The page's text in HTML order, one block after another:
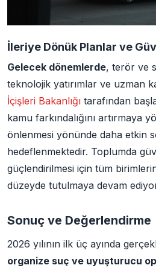
İleriye Dönük Planlar ve
Gelecek dönemlerde, terör ve
teknolojik yatırımlar ve uzman
İçişleri Bakanlığı tarafından
kamu farkındalığını artırmaya
önlenmesi yönünde daha etkin
hedeflenmektedir. Toplumda
güçlendirilmesi için tüm
düzeyde tutulmaya devam
Sonuç ve Değerlendirme
2026 yılının ilk üç ayında
organize suç ve uyuşturucu